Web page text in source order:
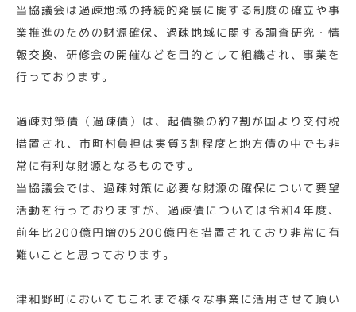
当協議会は過疎地域の持続的発展に関する制度の確立や事
業推進のための財源確保、過疎地域に関する調査研究・情
報交換、研修会の開催などを目的として組織され、事業を
行っております。
過疎対策債（過疎債）は、起債額の約7割が国より交付税
措置され、市町村負担は実質3割程度と地方債の中でも非
常に有利な財源となるものです。
当協議会では、過疎対策に必要な財源の確保について要望
活動を行っておりますが、過疎債については令和4年度、
前年比200億円増の5200億円を措置されており非常に有
難いことと思っております。
津和野町においてもこれまで様々な事業に活用させて頂い